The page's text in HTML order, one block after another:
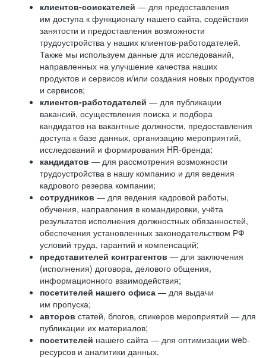
клиентов-соискателей — для предоставления
им доступа к функционалу нашего сайта, содействия
занятости и предоставления возможности
трудоустройства у наших клиентов-работодателей.
Также мы используем данные для исследований,
направленных на улучшение качества наших
продуктов и сервисов и/или создания новых продуктов
и сервисов;
клиентов-работодателей — для публикации
вакансий, осуществления поиска и подбора
кандидатов на вакантные должности, предоставления
доступа к базе данных, организацию мероприятий,
исследований и формирования HR-бренда;
кандидатов — для рассмотрения возможности
трудоустройства в нашу компанию и для ведения
кадрового резерва компании;
сотрудников — для ведения кадровой работы,
обучения, направления в командировки, учёта
результатов исполнения должностных обязанностей,
обеспечения установленных законодательством РФ
условий труда, гарантий и компенсаций;
представителей контрагентов — для заключения
(исполнения) договора, делового общения,
информационного взаимодействия;
посетителей нашего офиса — для выдачи
им пропуска;
авторов статей, блогов, спикеров мероприятий — для
публикации их материалов;
посетителей нашего сайта — для оптимизации web-
ресурсов и аналитики данных.